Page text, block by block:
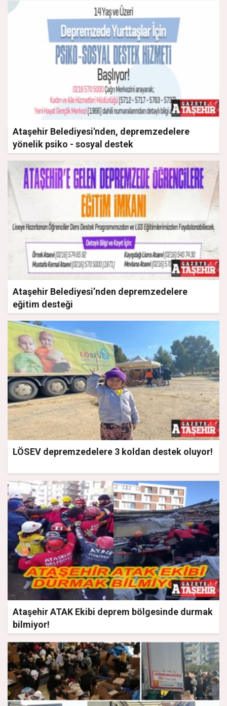
Ataşehir Belediyesi'nden, depremzedelere
yönelik psiko - sosyal destek
Ataşehir Belediyesi’nden depremzedelere
eğitim desteği
LÖSEV depremzedelere 3 koldan destek oluyor!
Ataşehir ATAK Ekibi deprem bölgesinde durmak
bilmiyor!